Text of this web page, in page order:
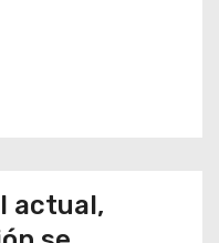
actual,